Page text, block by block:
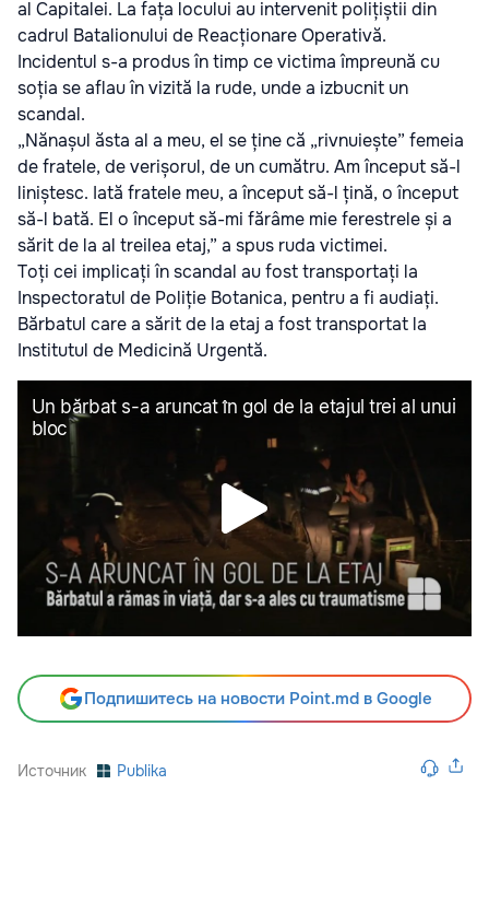
al Capitalei. La fața locului au intervenit polițiștii din
cadrul Batalionului de Reacționare Operativă.
Incidentul s-a produs în timp ce victima împreună cu
soția se aflau în vizită la rude, unde a izbucnit un
scandal.
„Nănașul ăsta al a meu, el se ține că „rivnuiește” femeia
de fratele, de verișorul, de un cumătru. Am început să-l
liniștesc. Iată fratele meu, a început să-l țină, o început
să-l bată. El o început să-mi fărâme mie ferestrele și a
sărit de la al treilea etaj,” a spus ruda victimei.
Toți cei implicați în scandal au fost transportați la
Inspectoratul de Poliție Botanica, pentru a fi audiați.
Bărbatul care a sărit de la etaj a fost transportat la
Institutul de Medicină Urgentă.
Подпишитесь на новости Point.md в Google
Источник Publika